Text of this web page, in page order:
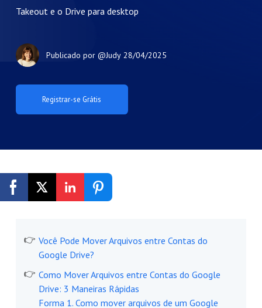
Takeout e o Drive para desktop
Registrar-se Grátis
Publicado por @Judy 28/04/2025
Você Pode Mover Arquivos entre Contas do
Google Drive?
Como Mover Arquivos entre Contas do Google
Drive: 3 Maneiras Rápidas
Forma 1. Como mover arquivos de um Google